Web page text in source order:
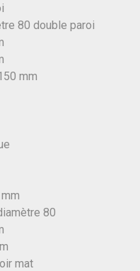
80 double paroi
mm
80
mat